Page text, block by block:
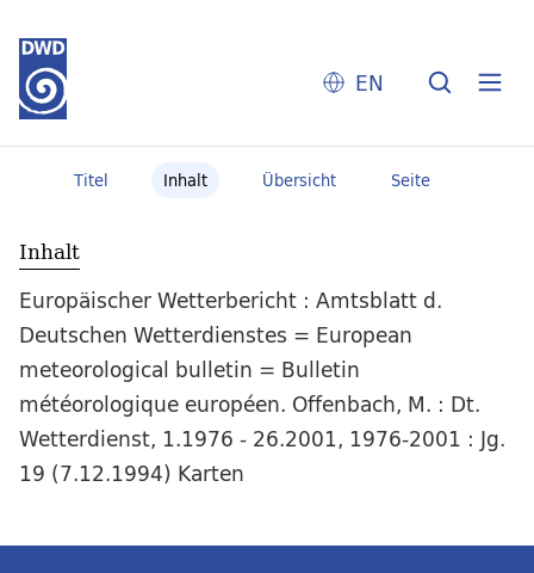
EN
Titel Inhalt Übersicht Seite
Inhalt
Europäischer Wetterbericht : Amtsblatt d.
Deutschen Wetterdienstes = European
meteorological bulletin = Bulletin
météorologique européen. Offenbach, M. : Dt.
Wetterdienst, 1.1976 - 26.2001, 1976-2001 : Jg.
19 (7.12.1994) Karten